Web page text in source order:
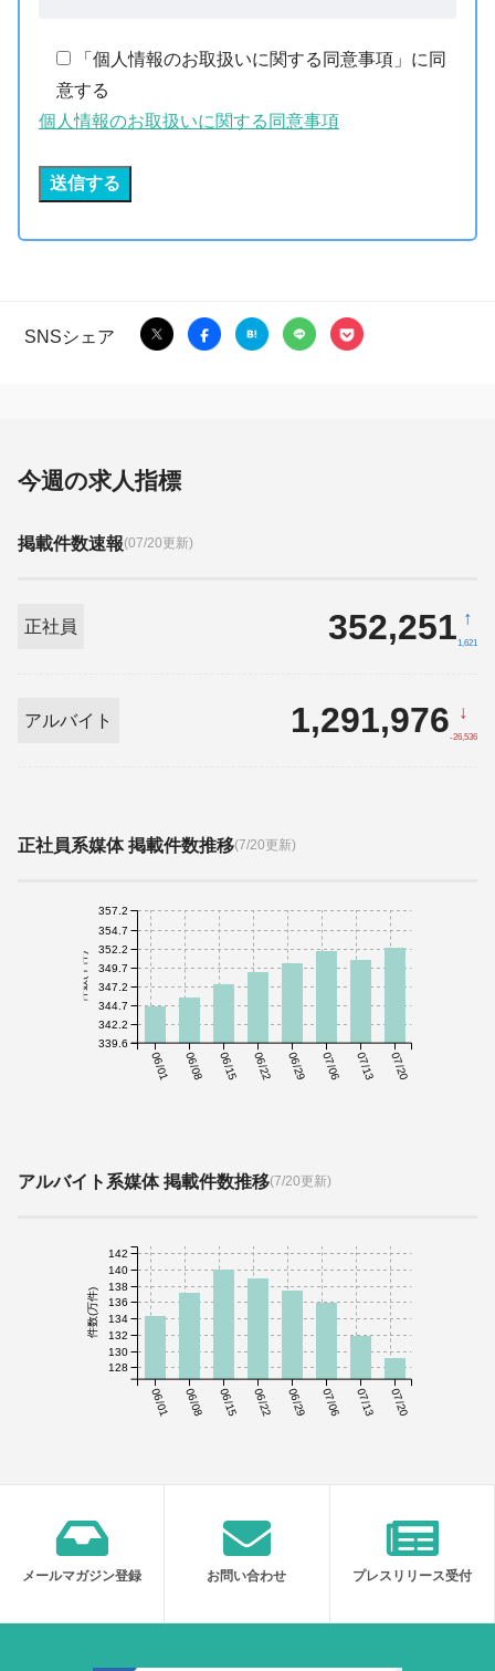
「個人情報のお取扱いに関する同意事項」に同
意する
個人情報のお取扱いに関する同意事項
SNSシェア
今週の求人指標
掲載件数速報(07/20更新)
正社員 352,251 ↑
1,621
アルバイト 1,291,976 ↓
-26,536
正社員系媒体 掲載件数推移(7/20更新)
06/01 06/08 06/15 06/22 06/29 07/06 07/13 07/20
件数(千件)
339.6
342.2
344.7
347.2
349.7
352.2
354.7
357.2
アルバイト系媒体 掲載件数推移(7/20更新)
06/01 06/08 06/15 06/22 06/29 07/06 07/13 07/20
件数(万件)
128
130
132
134
136
138
140
142
メールマガジン登録 お問い合わせ プレスリリース受付